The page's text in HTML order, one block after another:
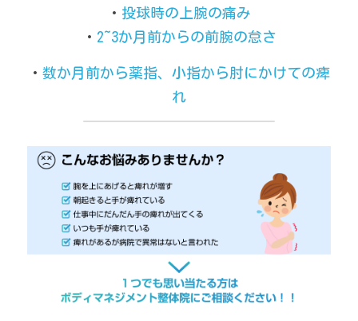
・ 投球時の上腕の痛み
・ 2~3か月前からの前腕の怠さ
・ 数か月前から薬指、小指から肘にかけての痺
れ